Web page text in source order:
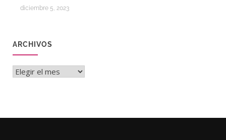
diciembre 5, 2023
ARCHIVOS
Archivos